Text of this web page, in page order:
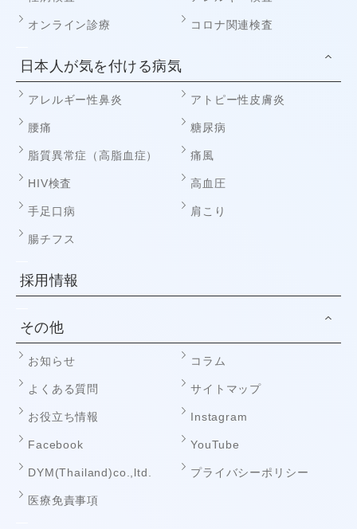
オンライン診療 コロナ関連検査
日本人が気を付ける病気
アレルギー性鼻炎 アトピー性皮膚炎
腰痛 糖尿病
脂質異常症（高脂血症） 痛風
HIV検査 高血圧
手足口病 肩こり
腸チフス
採用情報
その他
お知らせ コラム
よくある質問 サイトマップ
お役立ち情報 Instagram
Facebook YouTube
DYM(Thailand)co.,ltd. プライバシーポリシー
医療免責事項